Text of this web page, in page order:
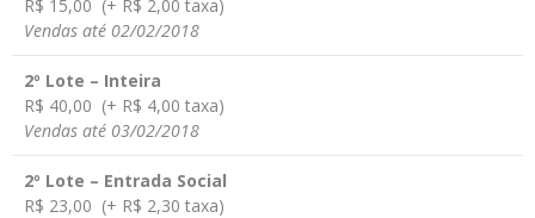
R$ 15,00 (+ R$ 2,00 taxa)
Vendas até 02/02/2018
2º Lote – Inteira
R$ 40,00 (+ R$ 4,00 taxa)
Vendas até 03/02/2018
2º Lote – Entrada Social
R$ 23,00 (+ R$ 2,30 taxa)